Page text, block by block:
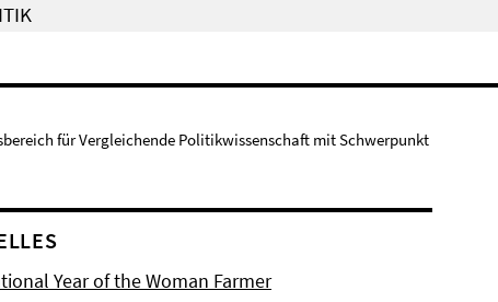
für Vergleichende Politikwissenschaft mit Schwerpunkt
Year of the Woman Farmer